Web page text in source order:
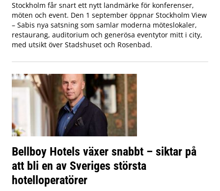
Stockholm får snart ett nytt landmärke för konferenser,
möten och event. Den 1 september öppnar Stockholm View
– Sabis nya satsning som samlar moderna möteslokaler,
restaurang, auditorium och generösa eventytor mitt i city,
med utsikt över Stadshuset och Rosenbad.
Bellboy Hotels växer snabbt – siktar på
att bli en av Sveriges största
hotelloperatörer